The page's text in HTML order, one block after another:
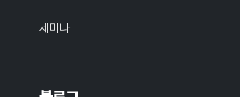
세미나